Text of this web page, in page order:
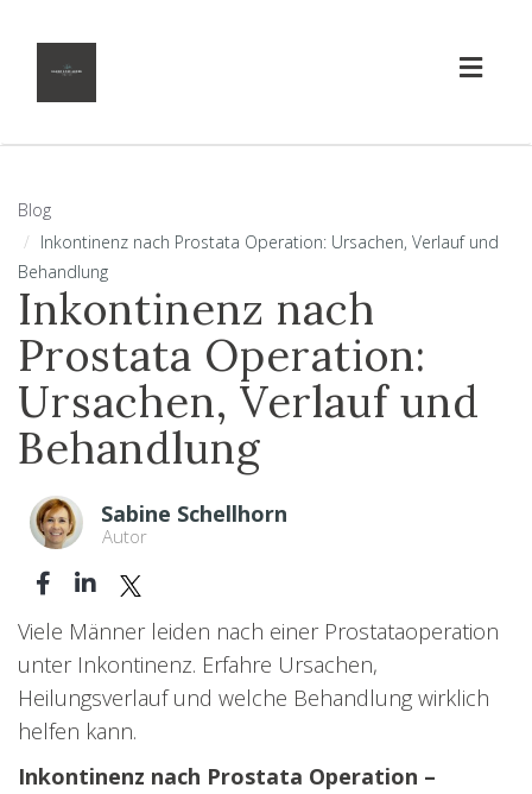
Blog
Inkontinenz nach Prostata Operation: Ursachen, Verlauf und
Behandlung
Inkontinenz nach
Prostata Operation:
Ursachen, Verlauf und
Behandlung
Sabine Schellhorn
Autor
Viele Männer leiden nach einer Prostataoperation
unter Inkontinenz. Erfahre Ursachen,
Heilungsverlauf und welche Behandlung wirklich
helfen kann.
Inkontinenz nach Prostata Operation –